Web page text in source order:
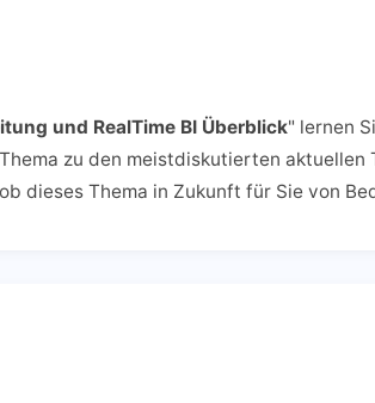
und RealTime BI Überblick" lernen
zu den meistdiskutierten
dieses Thema in Zukunft für Sie von